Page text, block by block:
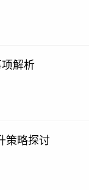
解析
策略探讨